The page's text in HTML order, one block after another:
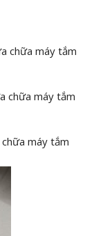
chữa máy tắm
chữa máy tắm
máy tắm